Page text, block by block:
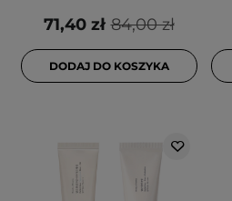
84,00 zł
71,40 zł
DODAJ DO KOSZYKA